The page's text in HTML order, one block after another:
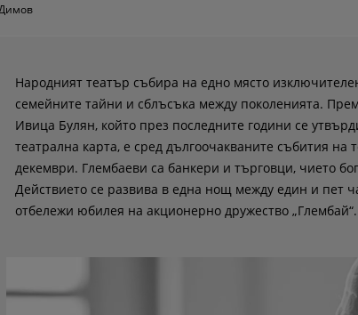
Народният театър събира на едно място
семейните тайни и сблъсъка между поколенията.
Ивица Булян, който през последните години се
театрална карта, е сред дългоочакваните събития
декември. Глембаеви са банкери и търговци, чието
Действието се развива в една нощ между един и пет
отбележи юбилея на акционерно дружество „Глембай“.